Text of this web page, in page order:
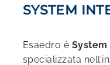
SYSTEM
Esaedro è
specializzata